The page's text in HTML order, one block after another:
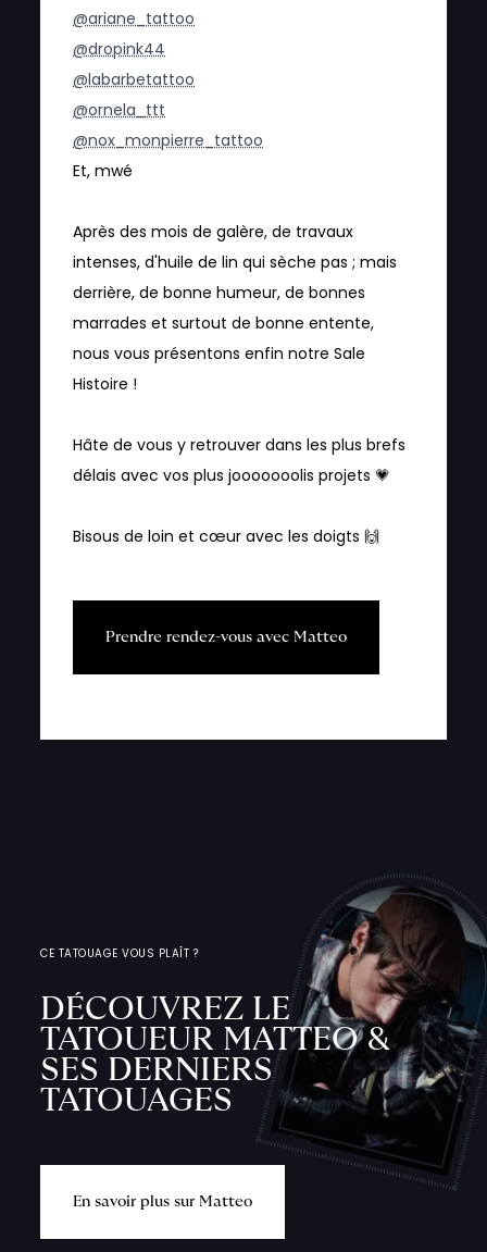
@ariane_tattoo
@dropink44
@labarbetattoo
@ornela_ttt
@nox_monpierre_tattoo
Et, mwé
Après des mois de galère, de travaux
intenses, d'huile de lin qui sèche pas ; mais
derrière, de bonne humeur, de bonnes
marrades et surtout de bonne entente,
nous vous présentons enfin notre Sale
Histoire !
Hâte de vous y retrouver dans les plus brefs
délais avec vos plus jooooooolis projets 💗
Bisous de loin et cœur avec les doigts 🙌
Prendre rendez-vous avec Matteo
CE TATOUAGE VOUS PLAÎT ?
DÉCOUVREZ LE
TATOUEUR MATTEO &
SES DERNIERS
TATOUAGES
En savoir plus sur Matteo